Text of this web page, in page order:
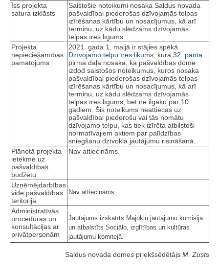
Īss projekta
satura izklāsts
Saistošie noteikumi nosaka Saldus novada
pašvaldībai piederošas dzīvojamās telpas
izīrēšanas kārtību un nosacījumus, kā arī
termiņu, uz kādu slēdzams dzīvojamās
telpas īres līgums.
Projekta
nepieciešamības
pamatojums
2021. gada 1. maijā ir stājies spēkā
Dzīvojamo telpu īres likums , kura 32. panta
pirmā daļa nosaka, ka pašvaldības dome
izdod saistošos noteikumus, kuros nosaka
pašvaldībai piederošas dzīvojamās telpas
izīrēšanas kārtību un nosacījumus, kā arī
termiņu, uz kādu slēdzams dzīvojamās
telpas īres līgums, bet ne ilgāku par 10
gadiem. Šis noteikums neattiecas uz
pašvaldībai piederošu vai tās nomātu
dzīvojamo telpu, kas tiek izīrēta atbilstoši
normatīvajiem aktiem par palīdzības
sniegšanu dzīvokļa jautājumu risināšanā.
Plānotā projekta
ietekme uz
pašvaldības
budžetu
Nav attiecināms.
Uzņēmējdarbības
vide pašvaldības
teritorijā
Nav attiecināms.
Administratīvās
procedūras un
konsultācijas ar
privātpersonām
Jautājums izskatīts Mājokļu jautājumu komisijā
un atbalstīts Sociālo, izglītības un kultūras
jautājumu komitejā.
Saldus novada domes priekšsēdētājs M. Zusts